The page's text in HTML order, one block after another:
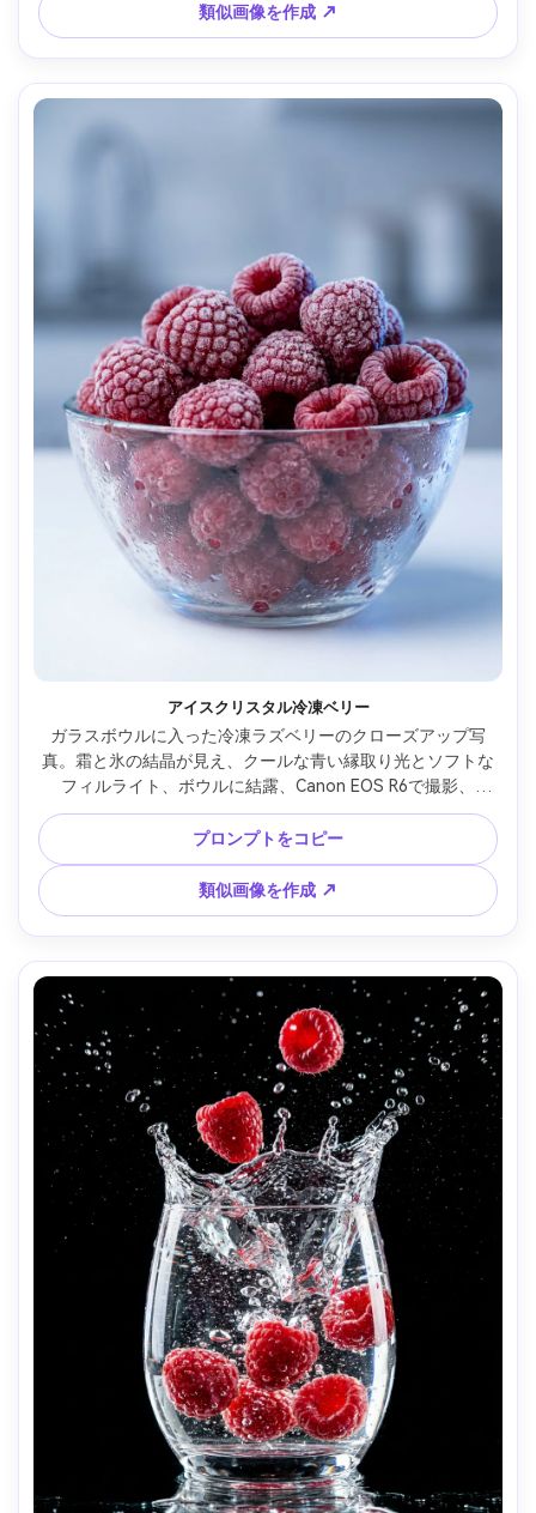
類似画像を作成 ↗
アイスクリスタル冷凍ベリー
ガラスボウルに入った冷凍ラズベリーのクローズアップ写
真。霜と氷の結晶が見え、クールな青い縁取り光とソフトな
フィルライト、ボウルに結露、Canon EOS R6で撮影、
100mmマクロレンズ、f/5.6、シャープなマイクロコントラス
ト、高解像度、クリーンでクールな色調のフォトリアリステ
ィック商用フードショット --ar 4:5
プロンプトをコピー
類似画像を作成 ↗